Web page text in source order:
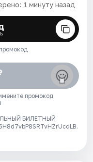
1 минуту назад
промокод
БИЛЕТНЫЙ